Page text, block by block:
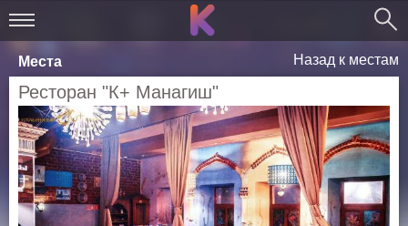
Места Назад к местам
Ресторан "К+ Манагиш"